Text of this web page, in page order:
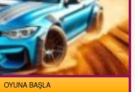
OYUNA BAŞLA